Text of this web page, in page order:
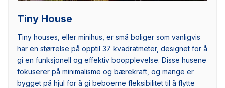
Tiny House
Tiny houses, eller minihus, er små boliger som vanligvis
har en størrelse på opptil 37 kvadratmeter, designet for å
gi en funksjonell og effektiv boopplevelse. Disse husene
fokuserer på minimalisme og bærekraft, og mange er
bygget på hjul for å gi beboerne fleksibilitet til å flytte